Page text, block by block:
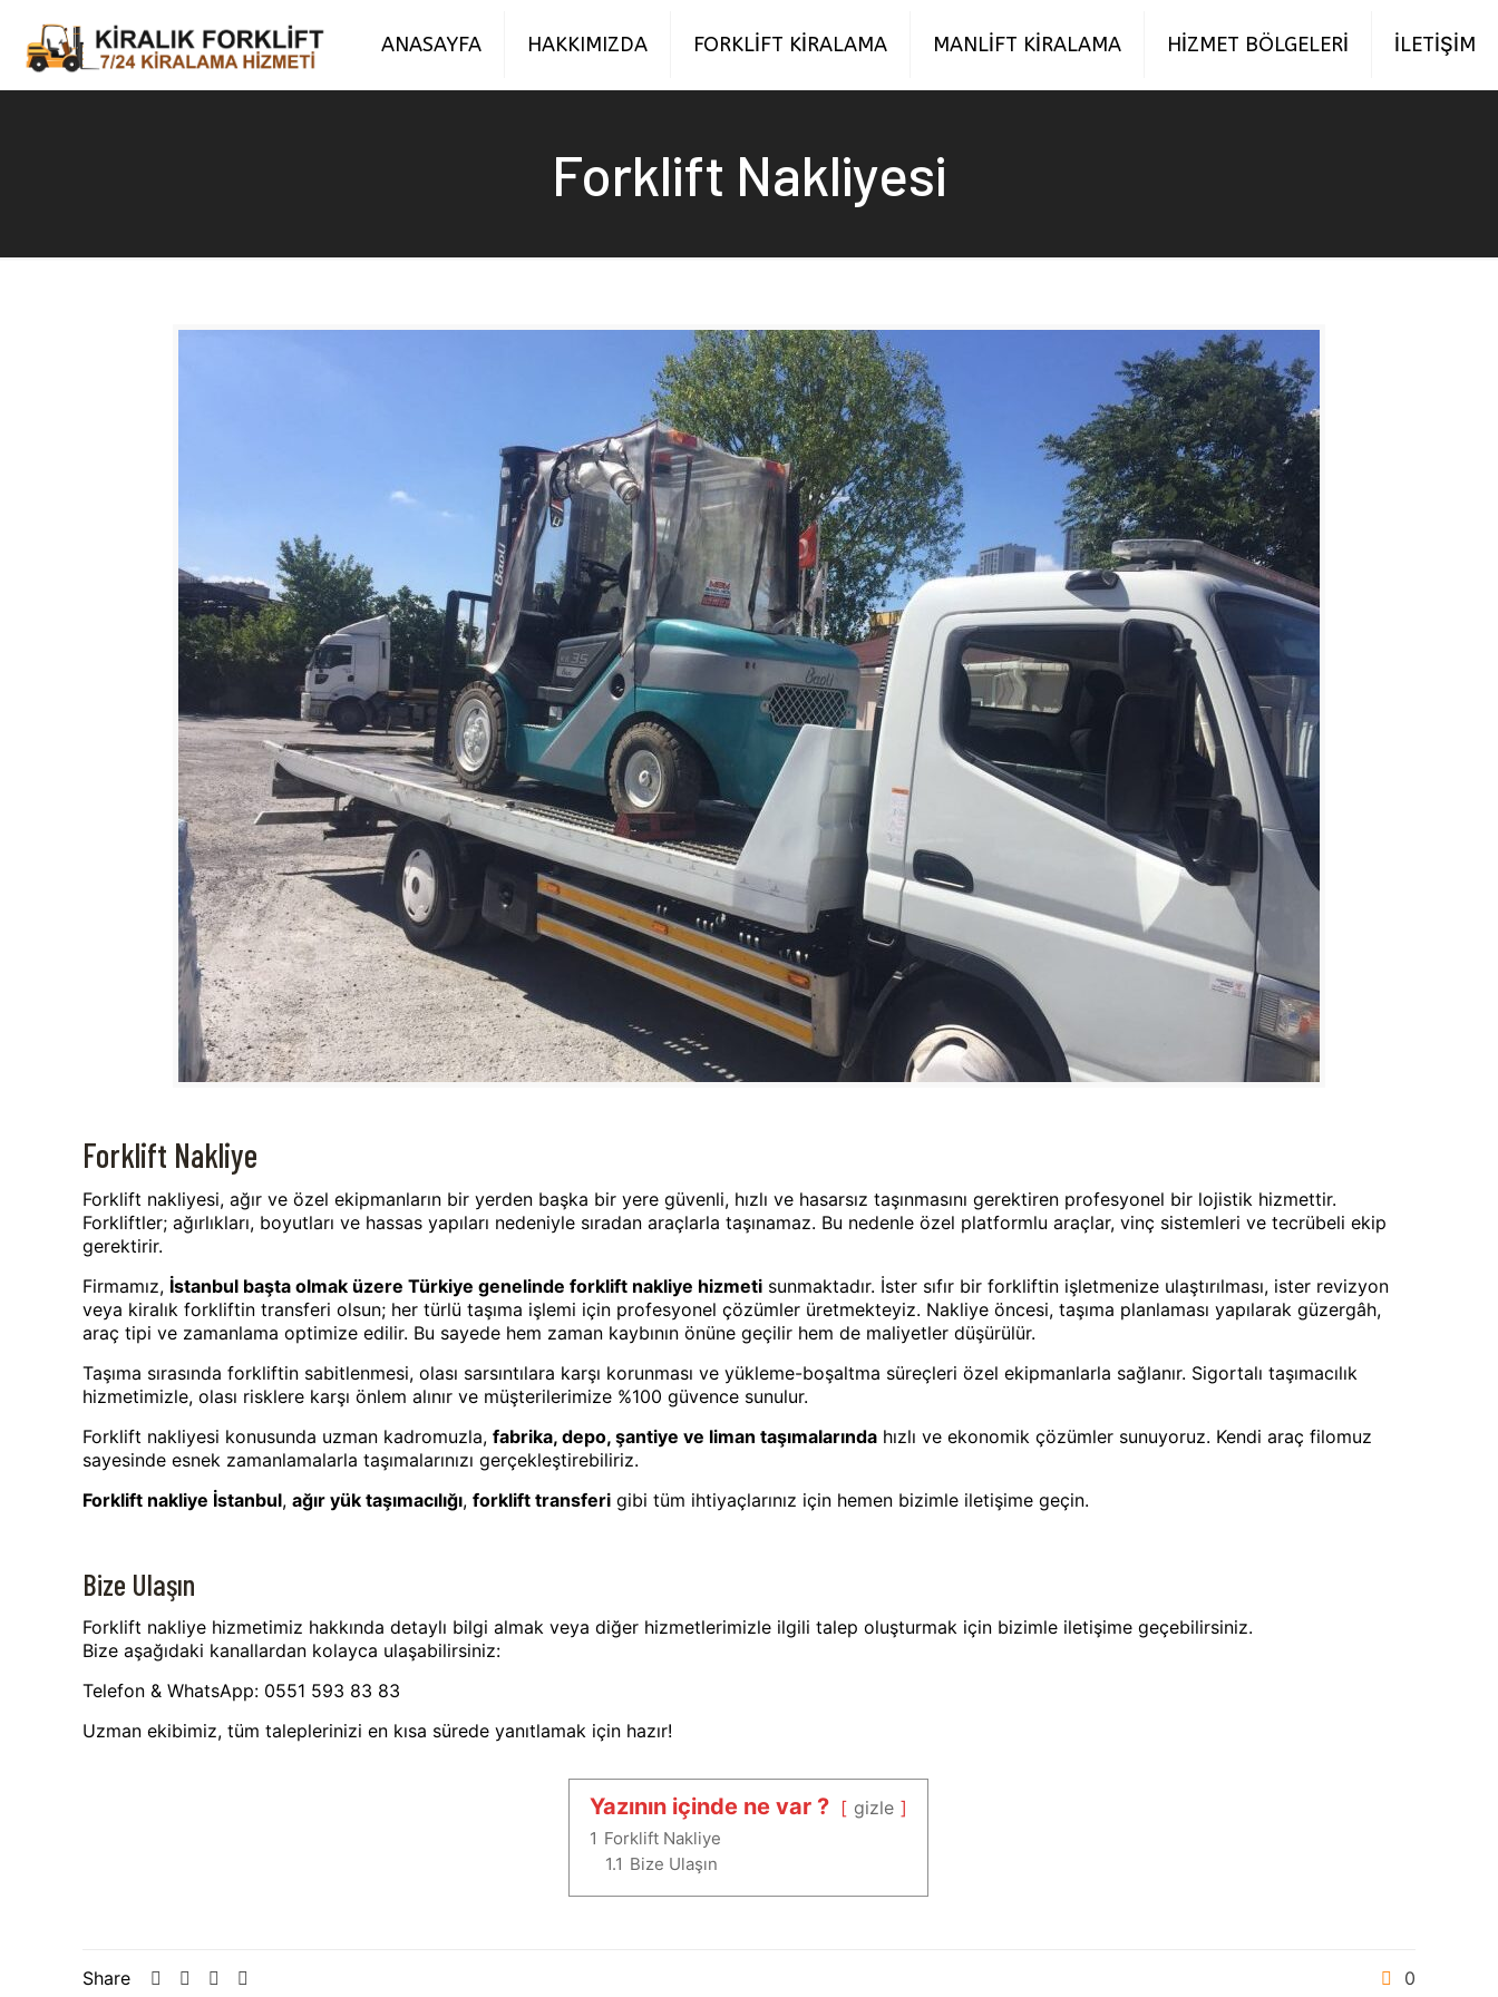
ANASAYFA HAKKIMIZDA FORKLİFT KİRALAMA MANLİFT KİRALAMA HİZMET BÖLGELERİ İLETİŞİM
Forklift Nakliyesi
Forklift Nakliye
Forklift nakliyesi, ağır ve özel ekipmanların bir yerden başka bir yere güvenli, hızlı ve hasarsız taşınmasını gerektiren profesyonel bir lojistik hizmettir.
Forkliftler; ağırlıkları, boyutları ve hassas yapıları nedeniyle sıradan araçlarla taşınamaz. Bu nedenle özel platformlu araçlar, vinç sistemleri ve tecrübeli ekip
gerektirir.
Firmamız, İstanbul başta olmak üzere Türkiye genelinde forklift nakliye hizmeti sunmaktadır. İster sıfır bir forkliftin işletmenize ulaştırılması, ister revizyon
veya kiralık forkliftin transferi olsun; her türlü taşıma işlemi için profesyonel çözümler üretmekteyiz. Nakliye öncesi, taşıma planlaması yapılarak güzergâh,
araç tipi ve zamanlama optimize edilir. Bu sayede hem zaman kaybının önüne geçilir hem de maliyetler düşürülür.
Taşıma sırasında forkliftin sabitlenmesi, olası sarsıntılara karşı korunması ve yükleme-boşaltma süreçleri özel ekipmanlarla sağlanır. Sigortalı taşımacılık
hizmetimizle, olası risklere karşı önlem alınır ve müşterilerimize %100 güvence sunulur.
Forklift nakliyesi konusunda uzman kadromuzla,fabrika, depo, şantiye ve liman taşımalarında hızlı ve ekonomik çözümler sunuyoruz. Kendi araç filomuz
sayesinde esnek zamanlamalarla taşımalarınızı gerçekleştirebiliriz.
Forklift nakliye İstanbul,ağır yük taşımacılığı,forklift transferi gibi tüm ihtiyaçlarınız için hemen bizimle iletişime geçin.
Bize Ulaşın
Forklift nakliye hizmetimiz hakkında detaylı bilgi almak veya diğer hizmetlerimizle ilgili talep oluşturmak için bizimle iletişime geçebilirsiniz.
Bize aşağıdaki kanallardan kolayca ulaşabilirsiniz:
Telefon & WhatsApp: 0551 593 83 83
Uzman ekibimiz, tüm taleplerinizi en kısa sürede yanıtlamak için hazır!
Yazının içinde ne var ? gizle
1 Forklift Nakliye
1.1 Bize Ulaşın
Share 0